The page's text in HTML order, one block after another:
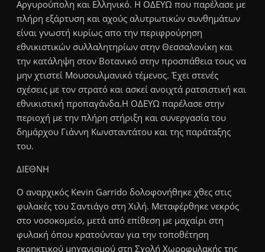
Αργυρούπολη και Ελληνικό. Η ΟΔΕΥΩ που παρέλασε με
πλήρη εξάρτυση και αχούς αλυτρωτικών συνθημάτων
είναι γνωστή κυρίως απο την περιφρούρηση
εθνικιστικών συλλαλητηρίων στην Θεσσαλονίκη και
την κατάληψη στον Βοτανικό στην προσπάθεια τους να
μην χτιστεί Μουσουλμανικό τέμενος. Έχει στενές
σχέσεις με τον στρατό και ασκεί ανοιχτά ρατσιστική και
εθνικιστική προπαγάνδα.Η ΟΔΕΥΩ παρέλασε στην
περιοχή με την πλήρη στήριξη και συνεργασία του
δημάρχου Γιάννη Κωνσταντάτου και της παράταξης
του.
ΔΙΕΘΝΗ
Ο αναρχικός Kevin Garrido δολοφονήθηκε χθες στις
φυλακές του Σαντιάγο στη Χιλή. Μεταφέρθηκε νεκρός
στο νοσοκομείο, μετά από επίθεση με μαχαίρι στη
φυλακή όπου κρατούνταν για την τοποθέτηση
εκρηκτικού μηχανισμού στη Σχολή Χωροφυλακής της